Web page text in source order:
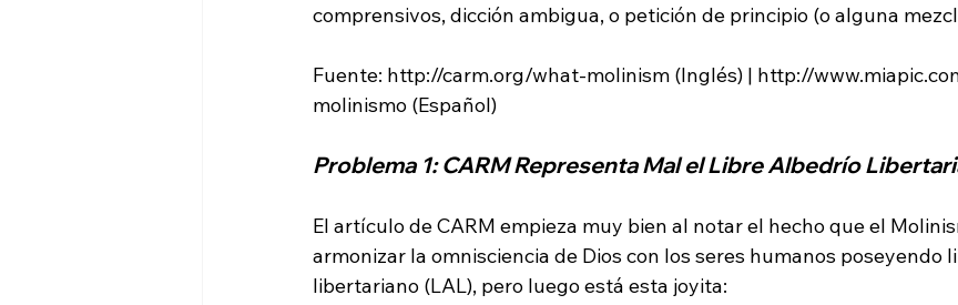
comprensivos, dicción ambigua, o petición de principio (o alguna
Fuente: http://carm.org/what-molinism (Inglés) | http://
Problema 1: CARM Representa Mal el Libre Albedrío
El artículo de CARM empieza muy bien al notar el hecho que el
armonizar la omnisciencia de Dios con los seres humanos poseyendo